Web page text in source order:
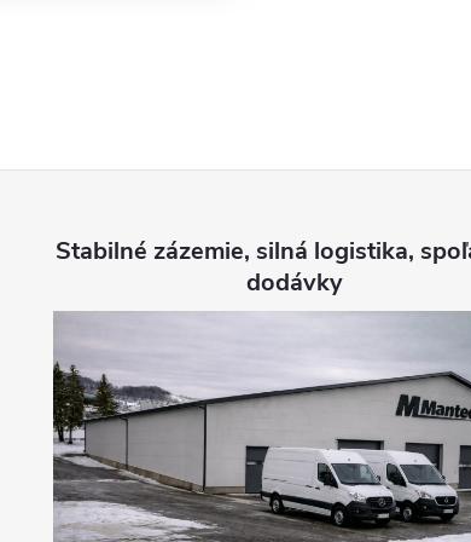
Stabilné zázemie, silná logistika,
dodávky